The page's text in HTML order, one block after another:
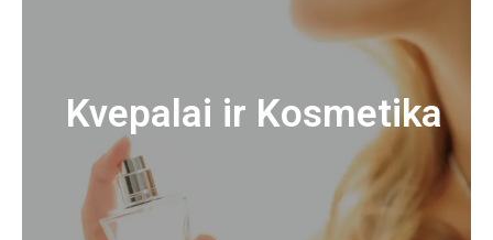
Kvepalai ir Kosmetika